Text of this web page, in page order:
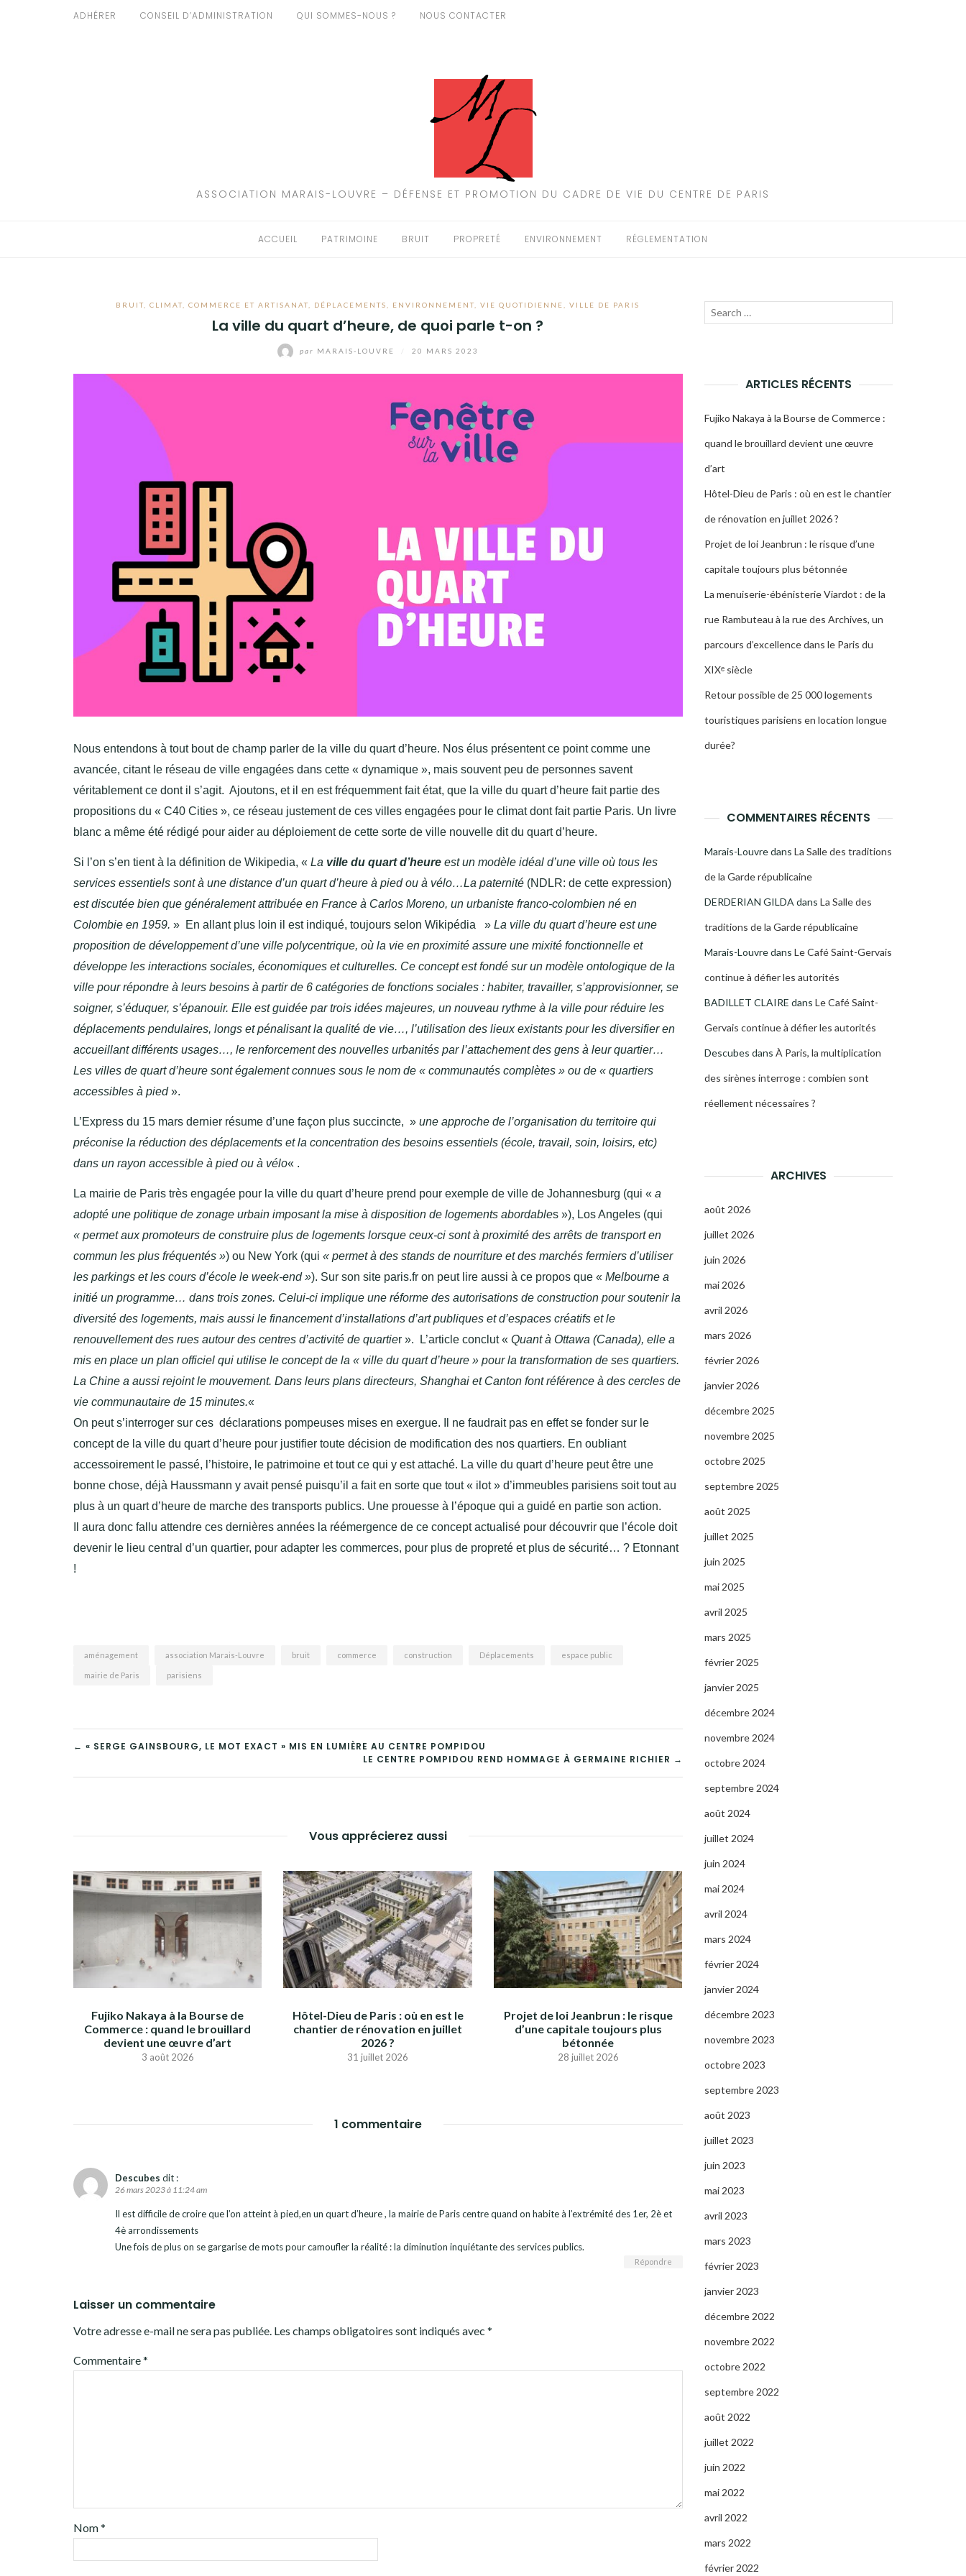
ADHÉRER CONSEIL D’ADMINISTRATION QUI SOMMES-NOUS ? NOUS CONTACTER
ASSOCIATION MARAIS-LOUVRE – DÉFENSE ET PROMOTION DU CADRE DE VIE DU CENTRE DE PARIS
ACCUEIL PATRIMOINE BRUIT PROPRETÉ ENVIRONNEMENT RÉGLEMENTATION
BRUIT ,CLIMAT ,COMMERCE ET ARTISANAT DÉPLACEMENTS ENVIRONNEMENT ,VIE QUOTIDIENNE ,VILLE DE PARIS
La ville du quart d’heure, de quoi parle t-on ?
par MARAIS-LOUVRE 20 MARS 2023
Nous entendons à tout bout de champ parler de la ville du quart d’heure. Nos élus présentent ce point comme une
avancée, citant le réseau de ville engagées dans cette « dynamique », mais souvent peu de personnes savent
véritablement ce dont il s’agit. Ajoutons, et il en est fréquemment fait état, que la ville du quart d’heure fait partie des
propositions du « C40 Cities », ce réseau justement de ces villes engagées pour le climat dont fait partie Paris. Un livre
blanc a même été rédigé pour aider au déploiement de cette sorte de ville nouvelle dit du quart d’heure.
Si l’on s’en tient à la définition de Wikipedia, « La ville du quart d’heure est un modèle idéal d’une ville où tous les
services essentiels sont à une distance d’un quart d’heure à pied ou à vélo…La paternité (NDLR: de cette expression)
est discutée bien que généralement attribuée en France à Carlos Moreno, un urbaniste franco-colombien né en
Colombie en 1959. » En allant plus loin il est indiqué, toujours selon Wikipédia » La ville du quart d’heure est une
proposition de développement d’une ville polycentrique, où la vie en proximité assure une mixité fonctionnelle et
développe les interactions sociales, économiques et culturelles. Ce concept est fondé sur un modèle ontologique de la
ville pour répondre à leurs besoins à partir de 6 catégories de fonctions sociales : habiter, travailler, s’approvisionner, se
soigner, s’éduquer, s’épanouir. Elle est guidée par trois idées majeures, un nouveau rythme à la ville pour réduire les
déplacements pendulaires, longs et pénalisant la qualité de vie…, l’utilisation des lieux existants pour les diversifier en
accueillant différents usages…, le renforcement des nouvelles urbanités par l’attachement des gens à leur quartier…
Les villes de quart d’heure sont également connues sous le nom de « communautés complètes » ou de « quartiers
accessibles à pied».
L’Express du 15 mars dernier résume d’une façon plus succincte, » une approche de l’organisation du territoire qui
préconise la réduction des déplacements et la concentration des besoins essentiels (école, travail, soin, loisirs, etc)
dans un rayon accessible à pied ou à vélo« .
La mairie de Paris très engagée pour la ville du quart d’heure prend pour exemple de ville de Johannesburg (qui « a
adopté une politique de zonage urbain imposant la mise à disposition de logements abordables »), Los Angeles (qui
« permet aux promoteurs de construire plus de logements lorsque ceux-ci sont à proximité des arrêts de transport en
commun les plus fréquentés ») ou New York (qui « permet à des stands de nourriture et des marchés fermiers d’utiliser
les parkings et les cours d’école le week-end »). Sur son site paris.fr on peut lire aussi à ce propos que « Melbourne a
initié un programme… dans trois zones. Celui-ci implique une réforme des autorisations de construction pour soutenir la
diversité des logements, mais aussi le financement d’installations d’art publiques et d’espaces créatifs et le
renouvellement des rues autour des centres d’activité de quartier ». L’article conclut « Quant à Ottawa (Canada), elle a
mis en place un plan officiel qui utilise le concept de la « ville du quart d’heure » pour la transformation de ses quartiers.
La Chine a aussi rejoint le mouvement. Dans leurs plans directeurs, Shanghai et Canton font référence à des cercles de
vie communautaire de 15 minutes.«
On peut s’interroger sur ces déclarations pompeuses mises en exergue. Il ne faudrait pas en effet se fonder sur le
concept de la ville du quart d’heure pour justifier toute décision de modification des nos quartiers. En oubliant
accessoirement le passé, l’histoire, le patrimoine et tout ce qui y est attaché. La ville du quart d’heure peut être une
bonne chose, déjà Haussmann y avait pensé puisqu’il a fait en sorte que tout « ilot » d’immeubles parisiens soit tout au
plus à un quart d’heure de marche des transports publics. Une prouesse à l’époque qui a guidé en partie son action.
Il aura donc fallu attendre ces dernières années la réémergence de ce concept actualisé pour découvrir que l’école doit
devenir le lieu central d’un quartier, pour adapter les commerces, pour plus de propreté et plus de sécurité… ? Etonnant
!
aménagement association Marais-Louvre bruit commerce construction Déplacements espace public
mairie de Paris parisiens
NAVIGATION
DE
← « SERGE GAINSBOURG, LE MOT EXACT » MIS EN LUMIÈRE AU CENTRE POMPIDOU
LE CENTRE POMPIDOU REND HOMMAGE À GERMAINE RICHIER →
Vous apprécierez aussi
Fujiko Nakaya à la Bourse de
Commerce : quand le brouillard
devient une œuvre d’art
3 août 2026
Hôtel-Dieu de Paris : où en est le
chantier de rénovation en juillet
2026 ?
31 juillet 2026
Projet de loi Jeanbrun : le risque
d’une capitale toujours plus
bétonnée
28 juillet 2026
1 commentaire
Descubes dit :
26 mars 2023 à 11:24 am
Il est difficile de croire que l’on atteint à pied,en un quart d’heure , la mairie de Paris centre quand on habite à l’extrémité des 1er, 2è et
4è arrondissements
Une fois de plus on se gargarise de mots pour camoufler la réalité : la diminution inquiétante des services publics.
Répondre
Laisser un commentaire
Votre adresse e-mail ne sera pas publiée. Les champs obligatoires sont indiqués avec *
Commentaire*
Nom*
Recherche
ARTICLES RÉCENTS
Fujiko Nakaya à la Bourse de Commerce :
quand le brouillard devient une œuvre
d’art
Hôtel-Dieu de Paris : où en est le chantier
de rénovation en juillet 2026 ?
Projet de loi Jeanbrun : le risque d’une
capitale toujours plus bétonnée
La menuiserie-ébénisterie Viardot : de la
rue Rambuteau à la rue des Archives, un
parcours d’excellence dans le Paris du
XIXᵉ siècle
Retour possible de 25 000 logements
touristiques parisiens en location longue
durée?
COMMENTAIRES RÉCENTS
Marais-Louvredans La Salle des traditions
de la Garde républicaine
DERDERIAN GILDA dans La Salle des
traditions de la Garde républicaine
Marais-Louvredans Le Café Saint-Gervais
continue à défier les autorités
BADILLET CLAIRE dans Le Café Saint-
Gervais continue à défier les autorités
Descubes dans À Paris, la multiplication
des sirènes interroge : combien sont
réellement nécessaires ?
ARCHIVES
août 2026
juillet 2026
juin 2026
mai 2026
avril 2026
mars 2026
février 2026
janvier 2026
décembre 2025
novembre 2025
octobre 2025
septembre 2025
août 2025
juillet 2025
juin 2025
mai 2025
avril 2025
mars 2025
février 2025
janvier 2025
décembre 2024
novembre 2024
octobre 2024
septembre 2024
août 2024
juillet 2024
juin 2024
mai 2024
avril 2024
mars 2024
février 2024
janvier 2024
décembre 2023
novembre 2023
octobre 2023
septembre 2023
août 2023
juillet 2023
juin 2023
mai 2023
avril 2023
mars 2023
février 2023
janvier 2023
décembre 2022
novembre 2022
octobre 2022
septembre 2022
août 2022
juillet 2022
juin 2022
mai 2022
avril 2022
mars 2022
février 2022